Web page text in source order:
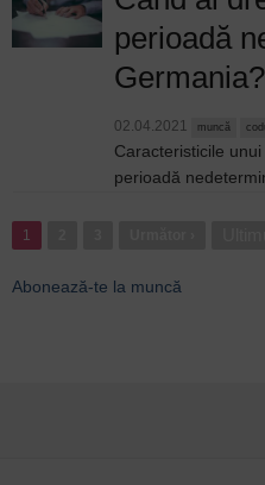
perioadă
Germania?
02.04.2021 muncă
Caracteristicile
perioadă
Paginație
1
Abonează-te la muncă